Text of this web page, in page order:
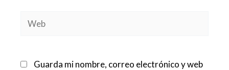
Web
Guarda mi nombre, correo electrónico y web